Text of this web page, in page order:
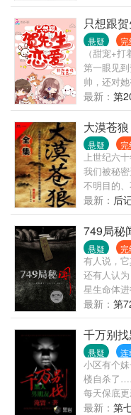
只想跟
悬疑 完
（甜宠+
第一眼见
帅，还对
为了她的
爱是身外
见贺黎晨
武，不考虑
眼睛，盯
丝动容，
说：“不是
最新： 第
大漠苍狼
悬疑 完
上世纪六
我们被秘
不明目的
工程师都
恐，甚至
专供中央
受到唯物
最新： 后
749局秘
悬疑 完
有人说，
还有人认
星生命体
我过去也
异的谋杀
远远比你
藏，也可加
最新： 第
千万别
悬疑 连
小区有个
楼自杀了
每天保底
六点。
最新： 第